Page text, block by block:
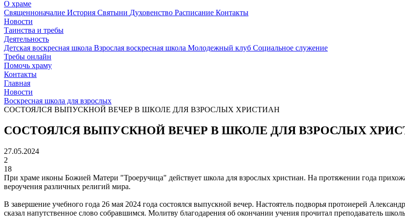
О храме
Священноначалие История Святыни Духовенство Расписание Контакты
Новости
Таинства и требы
Деятельность
Детская воскресная школа Взрослая воскресная школа Молодежный клуб Социальное служение
Требы онлайн
Помочь храму
Контакты
Главная
Новости
Воскресная школа для взрослых
СОСТОЯЛСЯ ВЫПУСКНОЙ ВЕЧЕР В ШКОЛЕ ДЛЯ ВЗРОСЛЫХ ХРИСТИАН
СОСТОЯЛСЯ ВЫПУСКНОЙ ВЕЧЕР В ШКОЛЕ ДЛЯ ВЗРОСЛЫХ
27.05.2024
2
18
При храме иконы Божией Матери "Троеручица" действует школа для взрослых христиан. На протяжении года
вероучения различных религий мира.
В завершение учебного года 26 мая 2024 года состоялся выпускной вечер. Настоятель подворья протоиерей
сказал напутственное слово собравшимся. Молитву благодарения об окончании учения прочитал преподаватель